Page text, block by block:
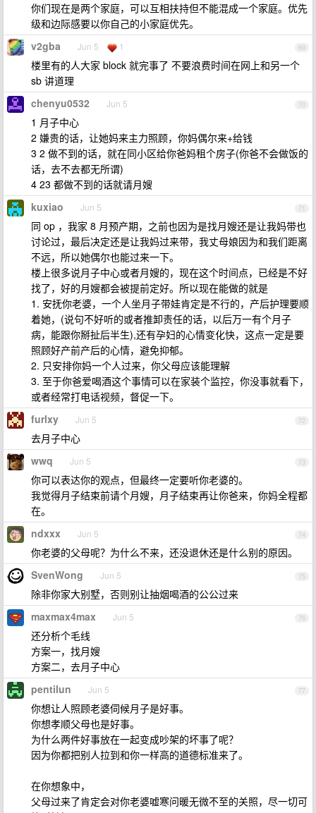
你们现在是两个家庭，可以互相扶持但不能混成一个家庭。优先
级和边际感要以你自己的小家庭优先。
69
v2gba Jun 5 1
楼里有的人大家 block 就完事了 不要浪费时间在网上和另一个
sb 讲道理
70
chenyu0532 Jun 5
1 月子中心
2 嫌贵的话，让她妈来主力照顾，你妈偶尔来+给钱
3 2 做不到的话，就在同小区给你爸妈租个房子(你爸不会做饭的
话，去不去都无所谓)
4 23 都做不到的话就请月嫂
71
kuxiao Jun 5
同 op ，我家 8 月预产期，之前也因为是找月嫂还是让我妈带也
讨论过，最后决定还是让我妈过来带，我丈母娘因为和我们距离
不远，所以她偶尔也能过来一下。
楼上很多说月子中心或者月嫂的，现在这个时间点，已经是不好
找了，好的月嫂都会被提前定好。所以现在能做的就是
1. 安抚你老婆，一个人坐月子带娃肯定是不行的，产后护理要顺
着她，(说句不好听的或者推卸责任的话，以后万一有个月子
病，能跟你掰扯后半生),还有孕妇的心情变化快，这点一定是要
照顾好产前产后的心情，避免抑郁。
2. 只安排你妈一个人过来，你父母应该能理解
3. 至于你爸爱喝酒这个事情可以在家装个监控，你没事就看下，
或者经常打电话视频，督促一下。
72
furlxy Jun 5
去月子中心
73
wwq Jun 5
你可以表达你的观点，但最终一定要听你老婆的。
我觉得月子结束前请个月嫂，月子结束再让你爸来，你妈全程都
在。
74
ndxxx Jun 5
你老婆的父母呢？为什么不来，还没退休还是什么别的原因。
75
SvenWong Jun 5
除非你家大别墅，否则别让抽烟喝酒的公公过来
76
maxmax4max Jun 5
还分析个毛线
方案一，找月嫂
方案二，去月子中心
77
pentilun Jun 5
你想让人照顾老婆伺候月子是好事。
你想孝顺父母也是好事。
为什么两件好事放在一起变成吵架的坏事了呢？
因为你都把别人拉到和你一样高的道德标准来了。
在你想象中，
父母过来了肯定会对你老婆嘘寒问暖无微不至的关照，尽一切可